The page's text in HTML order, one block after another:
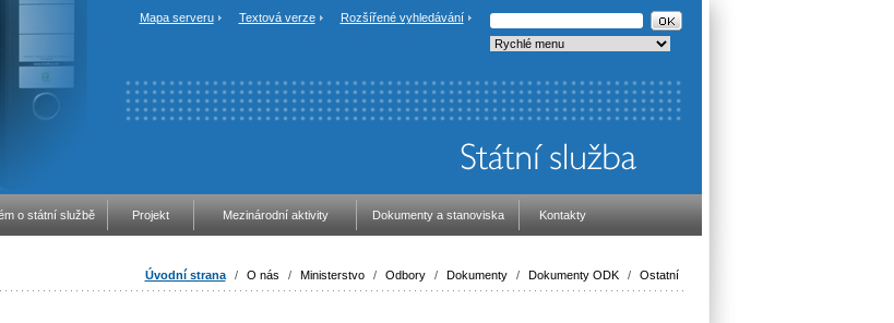
Mapa serveru Textová verze Rozšířené vyhledávání
o státní službě Projekt Mezinárodní aktivity Dokumenty a stanoviska Kontakty
Úvodní strana / O nás / Ministerstvo / Odbory / Dokumenty / Dokumenty ODK / Ostatní